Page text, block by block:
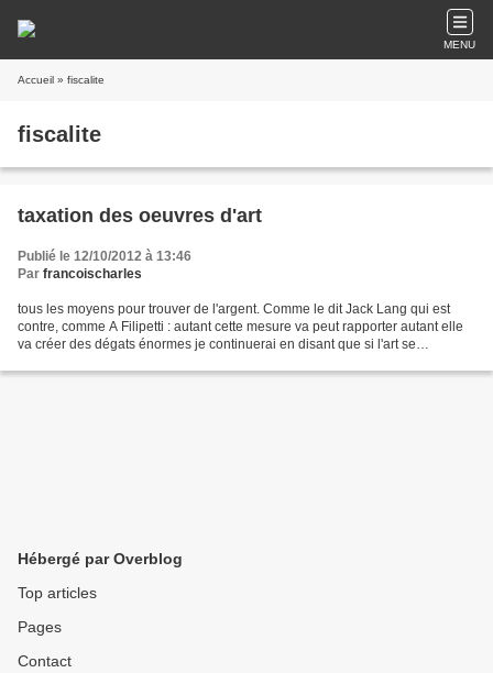
MENU
Accueil » fiscalite
fiscalite
taxation des oeuvres d'art
Publié le 12/10/2012 à 13:46
Par francoischarles
tous les moyens pour trouver de l'argent. Comme le dit Jack Lang qui est
contre, comme A Filipetti : autant cette mesure va peut rapporter autant elle
va créer des dégats énormes je continuerai en disant que si l'art se
Hébergé par Overblog
Top articles
Pages
Contact